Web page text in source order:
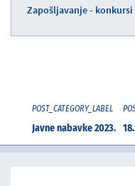
Zapošljavanje - konkursi
POST_CATEGORY_LABEL
Javne nabavke 2023.